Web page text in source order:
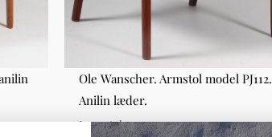
Ole Wanscher. Armstol model PJ112.
Anilin læder.
Lænestole